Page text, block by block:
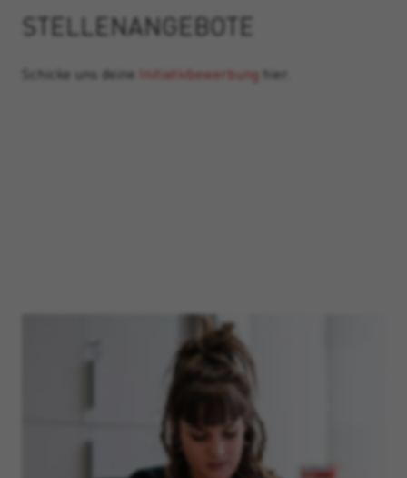
STELLENANGEBOTE
Schicke uns deine Initiativbewerbung hier.